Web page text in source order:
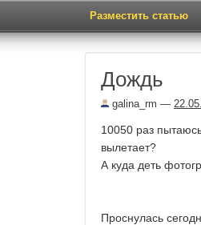
Разместить статью
Дождь
galina_rm —
10050 раз
вылетает?
А куда деть
Проснулась